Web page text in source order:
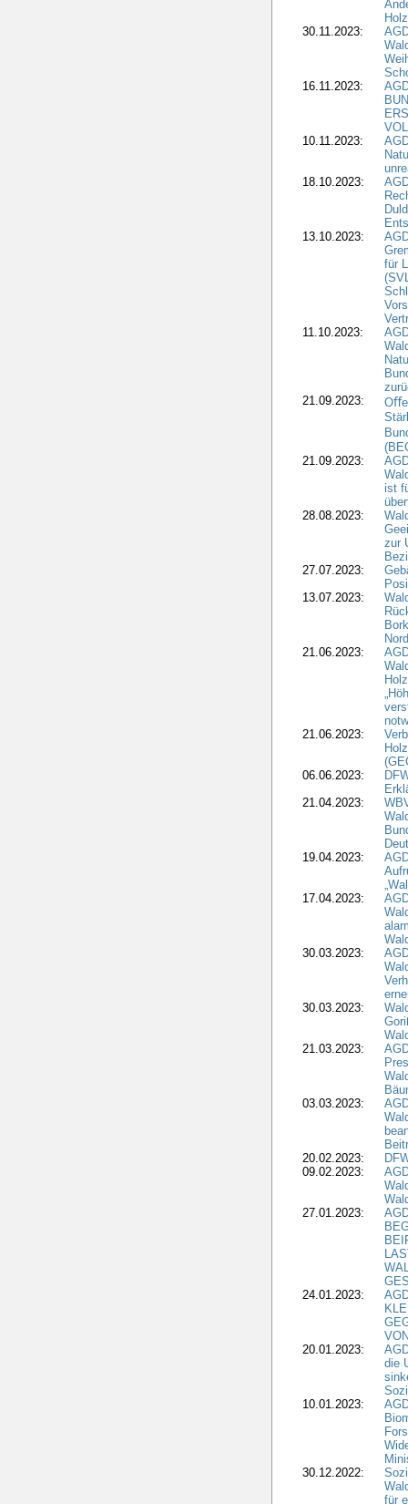
30.11.2023:
16.11.2023:
10.11.2023:
18.10.2023:
13.10.2023:
für
11.10.2023:
21.09.2023:
21.09.2023:
ist
28.08.2023:
zur
27.07.2023:
13.07.2023:
21.06.2023:
21.06.2023:
06.06.2023:
21.04.2023:
19.04.2023:
17.04.2023:
30.03.2023:
30.03.2023:
21.03.2023:
03.03.2023:
20.02.2023:
09.02.2023:
27.01.2023:
24.01.2023:
20.01.2023:
die
10.01.2023:
30.12.2022:
für